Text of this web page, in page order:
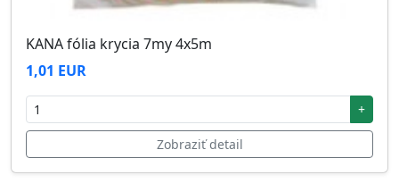
KANA fólia krycia 7my 4x5m
1,01 EUR
+
Zobraziť detail